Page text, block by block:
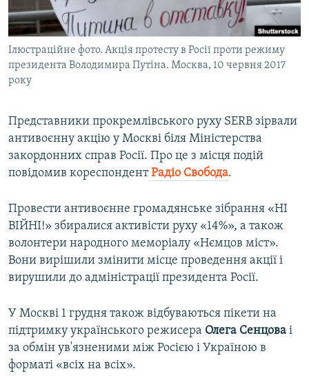
СВІДЧЕННЯ ОКУПАЦІЇ
УКРАЇНСЬКА ПРОБЛЕМА КРИМУ
ІНФОГРАФІКА
Qırımtatar
ДОЛУЧАЙСЯ!
Усі сайти RFE/RL
Ілюстраційне фото. Акція протесту в Росії проти режиму
президента Володимира Путіна. Москва, 10 червня 2017
року
Представники прокремлівського руху SERB зірвали
антивоєнну акцію у Москві біля Міністерства
закордонних справ Росії. Про це з місця подій
повідомив кореспондентРадіо Свобода.
Провести антивоєнне громадянське зібрання «НІ
ВІЙНІ!» збиралися активісти руху «14%», а також
волонтери народного меморіалу «Нємцов міст».
Вони вирішили змінити місце проведення акції і
вирушили до адміністрації президента Росії.
У Москві 1 грудня також відбуваються пікети на
підтримку українського режисера Олега Сенцова і
за обмін ув'язненими між Росією і Україною в
форматі «всіх на всіх».